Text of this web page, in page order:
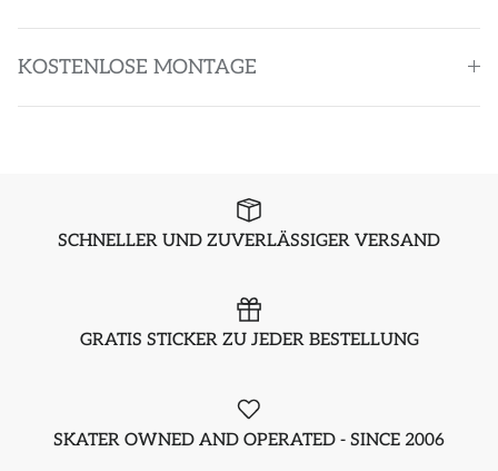
KOSTENLOSE MONTAGE
SCHNELLER UND ZUVERLÄSSIGER VERSAND
GRATIS STICKER ZU JEDER BESTELLUNG
SKATER OWNED AND OPERATED - SINCE 2006